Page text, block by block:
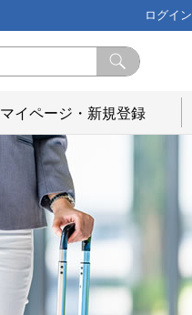
ログイン
マイページ・新規登録